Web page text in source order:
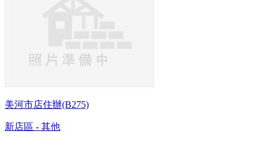
美河市店住辦(B275)
新店區 - 其他